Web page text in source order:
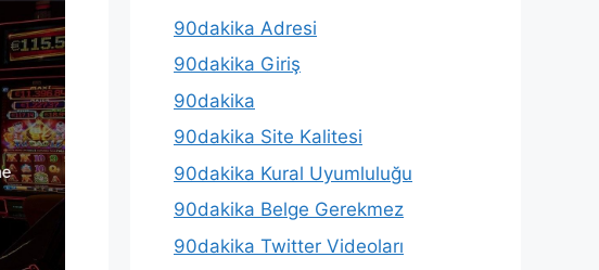
90dakika Adresi
90dakika Giriş
90dakika
90dakika Site Kalitesi
90dakika Kural Uyumluluğu
90dakika Belge Gerekmez
90dakika Twitter Videoları